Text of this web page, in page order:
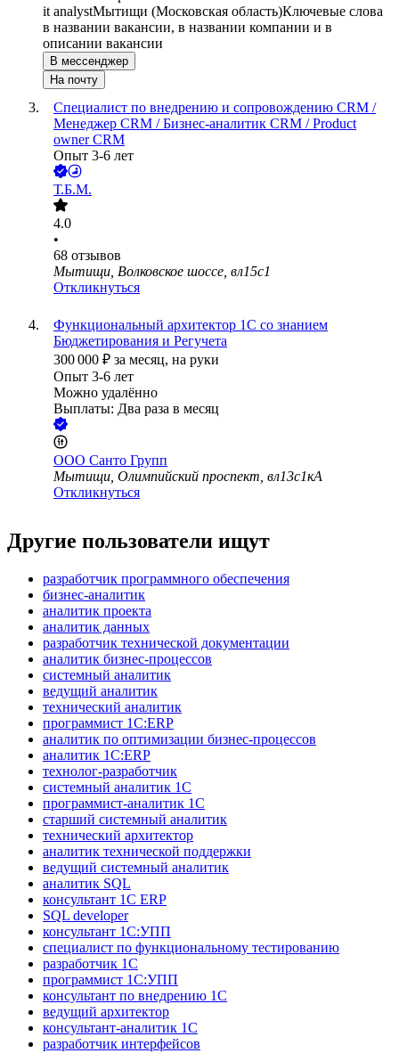
it analystМытищи (Московская область)Ключевые слова
в названии вакансии, в названии компании и в
описании вакансии
В мессенджер
На почту
Специалист по внедрению и сопровождению CRM /
Менеджер CRM / Бизнес-аналитик CRM / Product
owner CRM
Опыт 3-6 лет
Т.Б.М.
4.0
•
68 отзывов
Мытищи, Волковское шоссе, вл15с1
Откликнуться
Функциональный архитектор 1С со знанием
Бюджетирования и Регучета
300 000 ₽ за месяц, на руки
Опыт 3-6 лет
Можно удалённо
Выплаты: Два раза в месяц
ООО Санто Групп
Мытищи, Олимпийский проспект, вл13с1кА
Откликнуться
Другие пользователи ищут
разработчик программного обеспечения
бизнес-аналитик
аналитик проекта
аналитик данных
разработчик технической документации
аналитик бизнес-процессов
системный аналитик
ведущий аналитик
технический аналитик
программист 1С:ERP
аналитик по оптимизации бизнес-процессов
аналитик 1С:ERP
технолог-разработчик
системный аналитик 1С
программист-аналитик 1С
старший системный аналитик
технический архитектор
аналитик технической поддержки
ведущий системный аналитик
аналитик SQL
консультант 1С ERP
SQL developer
консультант 1С:УПП
специалист по функциональному тестированию
разработчик 1C
программист 1С:УПП
консультант по внедрению 1С
ведущий архитектор
консультант-аналитик 1С
разработчик интерфейсов